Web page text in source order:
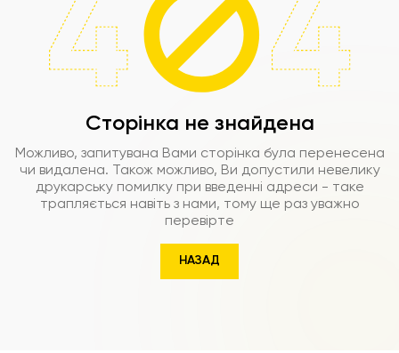
Сторінка не знайдена
Можливо, запитувана Вами сторінка була перенесена
чи видалена. Також можливо, Ви допустили невелику
друкарську помилку при введенні адреси - таке
трапляється навіть з нами, тому ще раз уважно
перевірте
НАЗАД